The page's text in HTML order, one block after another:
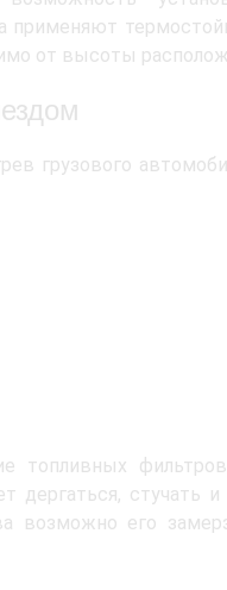
применяют
от высоты
грузового
топливных
дергаться, стучать
возможно его